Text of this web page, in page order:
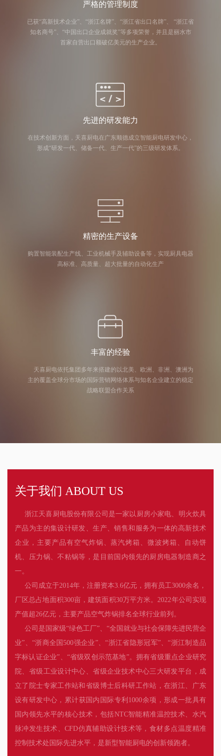
严格的管理制度
已获“高新技术企业”、“浙江名牌”、“浙江省出口名牌”、 “浙江省
知名商号”、“中国出口企业成就奖”等多项荣誉，并且是丽水市
首家自营出口额破亿美元的生产企业。
先进的研发能力
在技术创新方面，天喜厨电在广东顺德成立智能厨电研发中心，
形成“研发一代、储备一代、生产一代”的三级研发体系。
精密的生产设备
购置智能装配生产线、工业机械手及辅助设备等，实现厨具电器
高标准、高质量、超大批量的自动化生产
丰富的经验
天喜厨电依托集团多年来搭建的以北美、欧洲、非洲、澳洲为
主的覆盖全球分市场的国际营销网络体系与知名企业建立的稳定
战略联盟合作关系
关于我们 ABOUT US
浙江天喜厨电股份有限公司是一家以厨房小家电、明火炊具
产品为主的集设计研发、生产、销售和服务为一体的高新技术
企业，主要产品有空气炸锅、蒸汽烤箱、微波烤箱、自动饼
机、压力锅、不粘锅等，是目前国内领先的厨房电器制造商之
一。
公司成立于2014年，注册资本3.6亿元，拥有员工3000余名，
厂区总占地面积300亩，建筑面积30万平方米。2022年公司实现
产值超26亿元，主要产品空气炸锅排名全球行业前列。
公司是国家级“绿色工厂”、“全国就业与社会保障先进民营企
业”、“浙商全国500强企业”、“浙江省隐形冠军”、“浙江制造品
字标认证企业”、“省级双创示范基地”。拥有省级重点企业研究
院、省级工业设计中心、省级企业技术中心三大研发平台，成
立了院士专家工作站和省级博士后科研工作站，在浙江、广东
设有研发中心，累计获国内国际专利1000余项，形成一批具有
国内领先水平的核心技术，包括NTC智能精准温控技术、水汽
脉冲发生技术、CFD仿真辅助设计技术等，食材多点温度精准
控制技术处国际先进水平，是新型智能厨电的创新领跑者。